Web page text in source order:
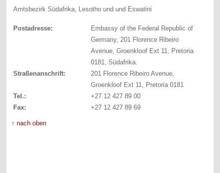
Amtsbezirk Südafrika, Lesotho und und Eswatini
Postadresse:
Embassy of the Federal Republic of
Germany, 201 Florence Ribeiro
Avenue, Groenkloof Ext 11, Pretoria
0181, Südafrika.
Straßenanschrift:
201 Florence Ribeiro Avenue,
Groenkloof Ext 11, Pretoria 0181
Tel.:
+27 12 427 89 00
Fax:
+27 12 427 89 69
↑ nach oben